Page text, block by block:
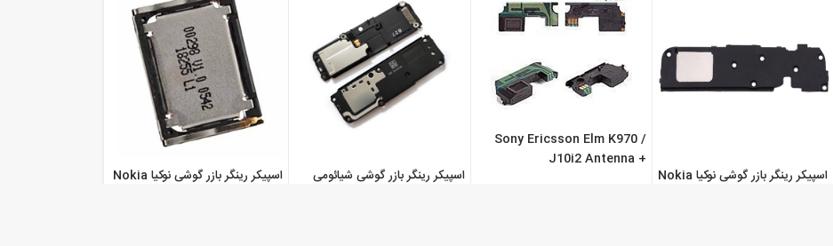
اسپیکر رینگر بازر گوشی نوکیا Nokia
Sony Ericsson Elm K970 /
J10i2 Antenna +
اسپیکر رینگر بازر گوشی شیائومی
اسپیکر رینگر بازر گوشی نوکیا Nokia